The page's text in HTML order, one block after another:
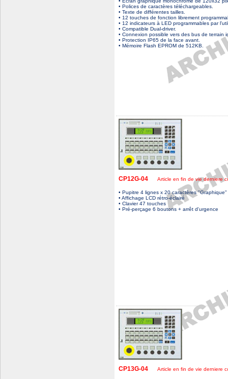
• Polices de caractères téléchargeables.
• Texte de différentes tailles.
• 12 touches de fonction librement
• 12 indicateurs à LED programmables par
• Compatible Dual-driver.
• Connexion possible vers des bus de terrain
• Protection IP65 de la face avant.
• Mémoire Flash EPROM de 512KB.
CP12G-04 Article en fin de vie derniere
• Pupitre 4 lignes x 20 caractères "Graphique"
• Affichage LCD rétro-éclairé
• Clavier 47 touches
• Pré-perçage 6 boutons + arrêt d'urgence
CP13G-04 Article en fin de vie derniere